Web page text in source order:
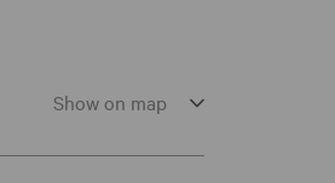
Show on map